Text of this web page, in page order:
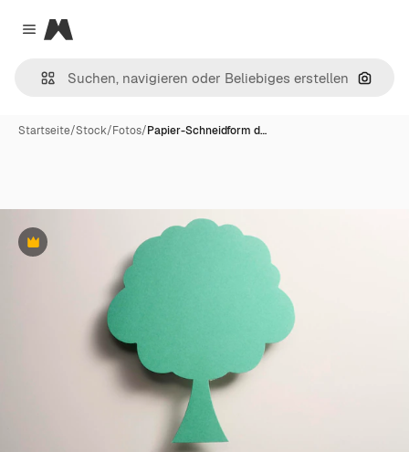
Close menu
Magnific
Nach
Startseite/Stock/Fotos/Papier-Schneidform d…
Premium